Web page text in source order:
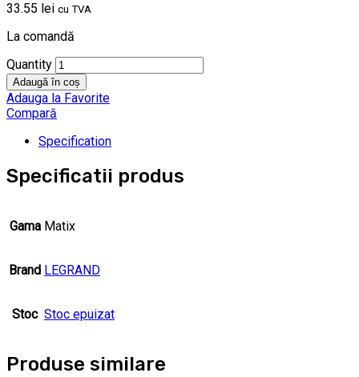
33.55 lei cu TVA
La comandă
Quantity
Adaugă în coș
Adauga la Favorite
Compară
Specification
Specificatii produs
Gama Matix
Brand LEGRAND
Stoc Stoc epuizat
Produse similare